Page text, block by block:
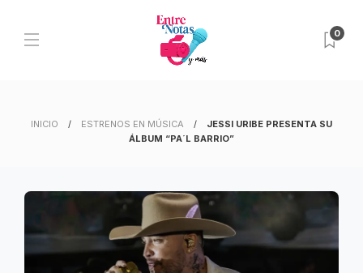
0
INICIO ESTRENOS EN MÚSICA
JESSI URIBE PRESENTA SU
ÁLBUM “PA´L BARRIO”